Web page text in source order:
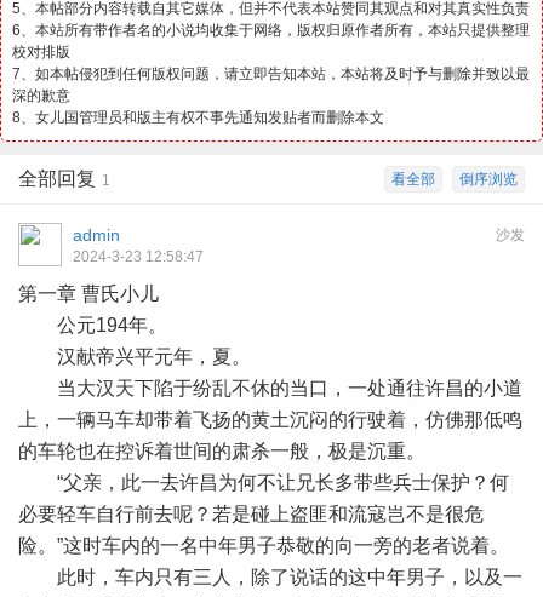
5、本帖部分内容转载自其它媒体，但并不代表本站赞同其观点和对其真实性负责
6、本站所有带作者名的小说均收集于网络，版权归原作者所有，本站只提供整理
校对排版
7、如本帖侵犯到任何版权问题，请立即告知本站，本站将及时予与删除并致以最
深的歉意
8、女儿国管理员和版主有权不事先通知发贴者而删除本文
倒序浏览
看全部
全部回复 1
沙发
admin
2024-3-23 12:58:47
第一章 曹氏小儿
公元194年。
汉献帝兴平元年，夏。
当大汉天下陷于纷乱不休的当口，一处通往许昌的小道
上，一辆马车却带着飞扬的黄土沉闷的行驶着，仿佛那低鸣
的车轮也在控诉着世间的肃杀一般，极是沉重。
“父亲，此一去许昌为何不让兄长多带些兵士保护？何
必要轻车自行前去呢？若是碰上盗匪和流寇岂不是很危
险。”这时车内的一名中年男子恭敬的向一旁的老者说着。
此时，车内只有三人，除了说话的这中年男子，以及一